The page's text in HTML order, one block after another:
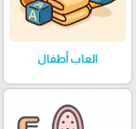
العاب أطفال